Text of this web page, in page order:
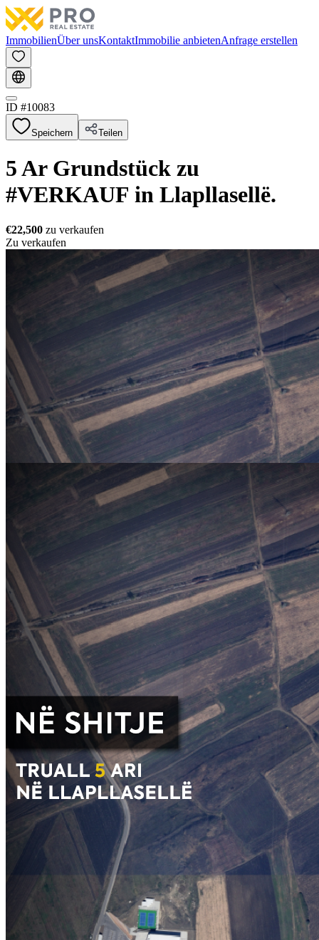
ImmobilienÜber unsKontaktImmobilie anbietenAnfrage erstellen
ID #10083
Speichern Teilen
5 Ar Grundstück zu
#VERKAUF in Llapllasellë.
€22,500 zu verkaufen
Zu verkaufen